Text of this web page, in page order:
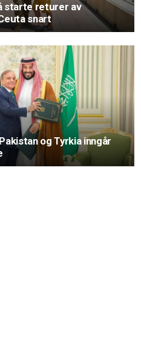
starte returer av
snart
og Tyrkia inngår